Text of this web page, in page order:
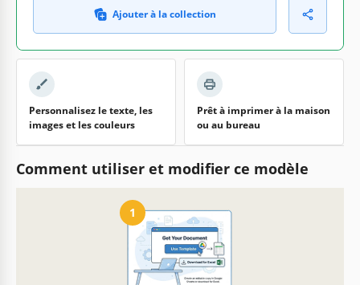
Ajouter à la collection
Personnalisez le texte, les
images et les couleurs
Prêt à imprimer à la maison
ou au bureau
Comment utiliser et modifier ce modèle
1